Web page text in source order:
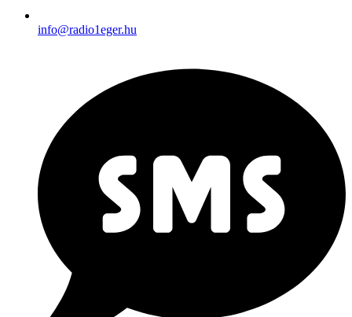
info@radio1eger.hu